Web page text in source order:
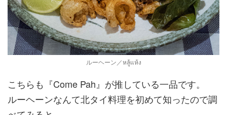
ルーヘーン／หลู้แห้ง
こちらも『Come Pah』が推している一品です。
ルーヘーンなんて北タイ料理を初めて知ったので調